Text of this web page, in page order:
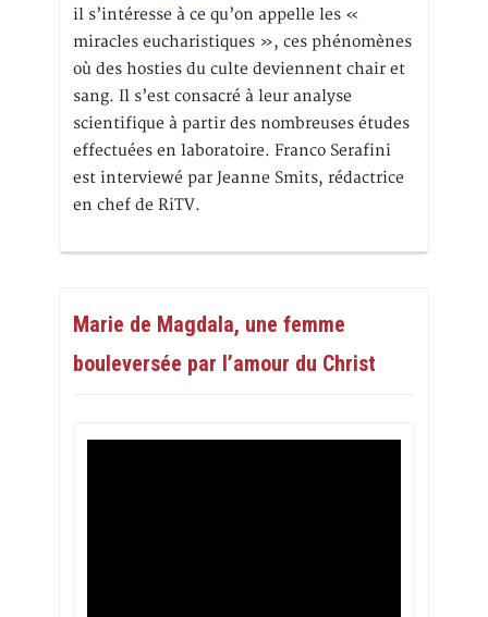
il s’intéresse à ce qu’on appelle les «
miracles eucharistiques », ces phénomènes
où des hosties du culte deviennent chair et
sang. Il s’est consacré à leur analyse
scientifique à partir des nombreuses études
effectuées en laboratoire. Franco Serafini
est interviewé par Jeanne Smits, rédactrice
en chef de RiTV.
Marie de Magdala, une femme
bouleversée par l’amour du Christ